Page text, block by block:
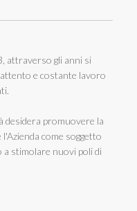
attraverso gli anni si
e costante lavoro
desidera promuovere la
come soggetto
stimolare nuovi poli di